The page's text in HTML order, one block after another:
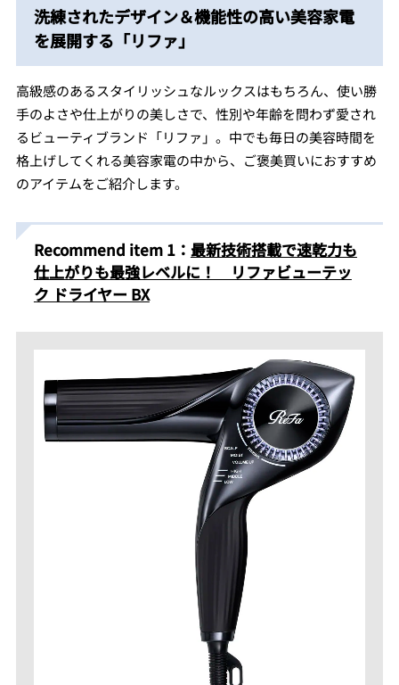
洗練されたデザイン＆機能性の高い美容家電
を展開する「リファ」
高級感のあるスタイリッシュなルックスはもちろん、使い勝
手のよさや仕上がりの美しさで、性別や年齢を問わず愛され
るビューティブランド「リファ」。中でも毎日の美容時間を
格上げしてくれる美容家電の中から、ご褒美買いにおすすめ
のアイテムをご紹介します。
Recommend item 1： 最新技術搭載で速乾力も
仕上がりも最強レベルに！ リファビューテッ
ク ドライヤー BX